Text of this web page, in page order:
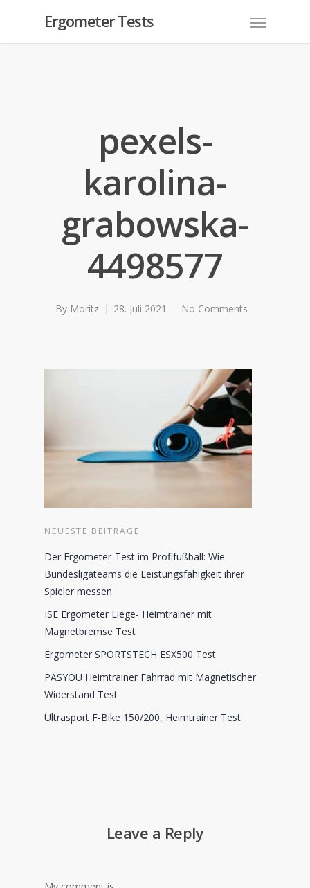
Ergometer Tests
pexels-
karolina-
grabowska-
4498577
By Moritz 28. Juli 2021 No Comments
NEUESTE BEITRÄGE
Der Ergometer-Test im Profifußball: Wie
Bundesligateams die Leistungsfähigkeit ihrer
Spieler messen
ISE Ergometer Liege- Heimtrainer mit
Magnetbremse Test
Ergometer SPORTSTECH ESX500 Test
PASYOU Heimtrainer Fahrrad mit Magnetischer
Widerstand Test
Ultrasport F-Bike 150/200, Heimtrainer Test
Leave a Reply